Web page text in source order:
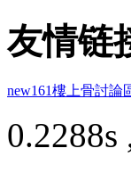
友情链
new161樓上骨討論
0.2288s